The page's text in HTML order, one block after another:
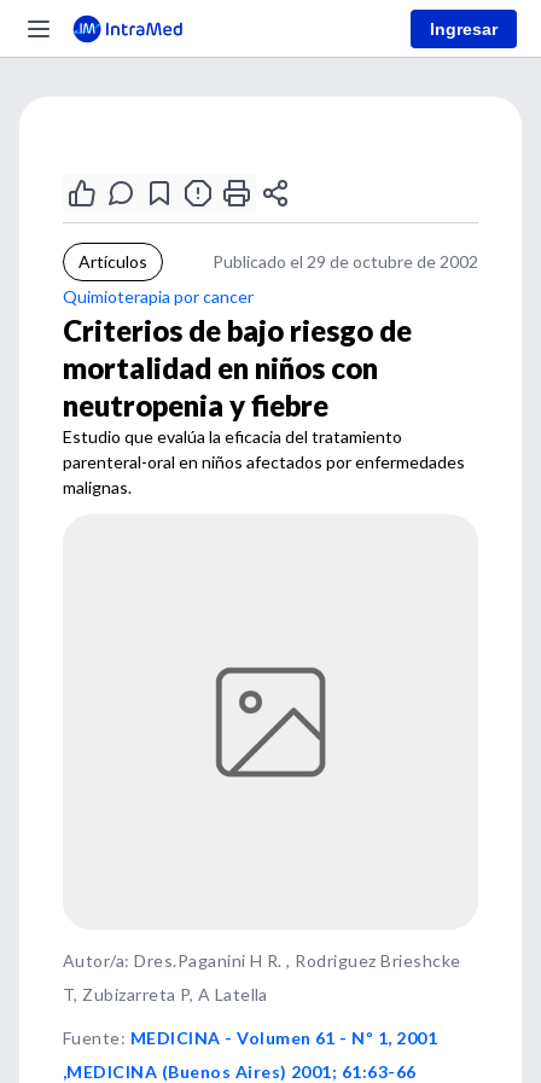
Ingresar
Artículos
Publicado el 29 de octubre de 2002
Quimioterapia por cancer
Criterios de bajo riesgo de
mortalidad en niños con
neutropenia y fiebre
Estudio que evalúa la eficacia del tratamiento
parenteral-oral en niños afectados por enfermedades
malignas.
Autor/a: Dres.Paganini H R. , Rodriguez Brieshcke
T, Zubizarreta P, A Latella
Fuente: MEDICINA - Volumen 61 - Nº 1, 2001
,MEDICINA (Buenos Aires) 2001; 61:63-66